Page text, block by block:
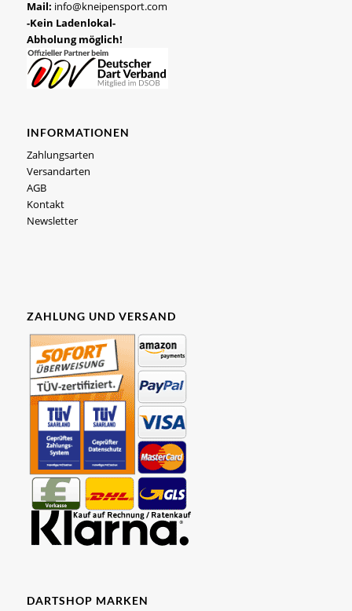
Mail: info@kneipensport.com
-Kein Ladenlokal-
Abholung möglich!
INFORMATIONEN
Zahlungsarten
Versandarten
AGB
Kontakt
Newsletter
ZAHLUNG UND VERSAND
DARTSHOP MARKEN